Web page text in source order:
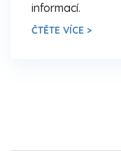
informací.
ČTĚTE VÍCE >